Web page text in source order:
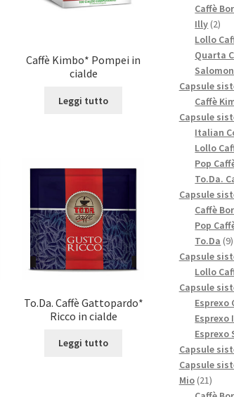
Caffè Kimbo* Pompei in
cialde
Leggi tutto
To.Da. Caffè Gattopardo*
Ricco in cialde
Leggi tutto
Caffè
Illy 22
Lollo
Quarta
Capsule
Caffè
Capsule
Italian
Lollo
Pop
To.Da.
Capsule
Caffè
Pop
To.Da 99
Capsule
Lollo
Capsule
Esprexo
Esprexo
Esprexo
Capsule
Capsule
Mio 2121